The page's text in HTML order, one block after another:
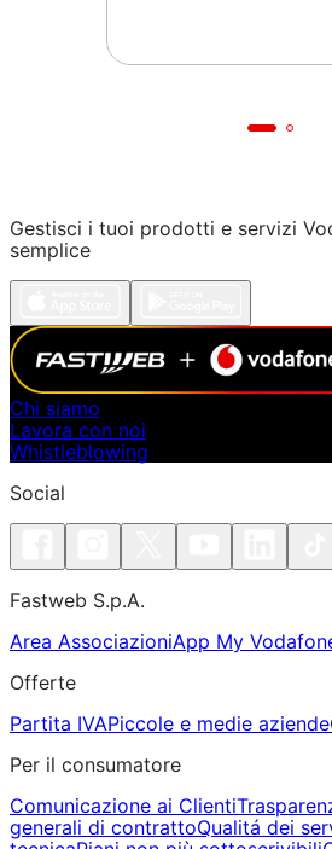
Gestisci i tuoi prodotti e servizi
semplice
Chi siamo
Lavora con noi
Whistleblowing
Social
Fastweb S.p.A.
Area AssociazioniApp My
Offerte
Partita IVAPiccole e medie aziende
Per il consumatore
Comunicazione ai Clienti
generali di contrattoQualitá dei